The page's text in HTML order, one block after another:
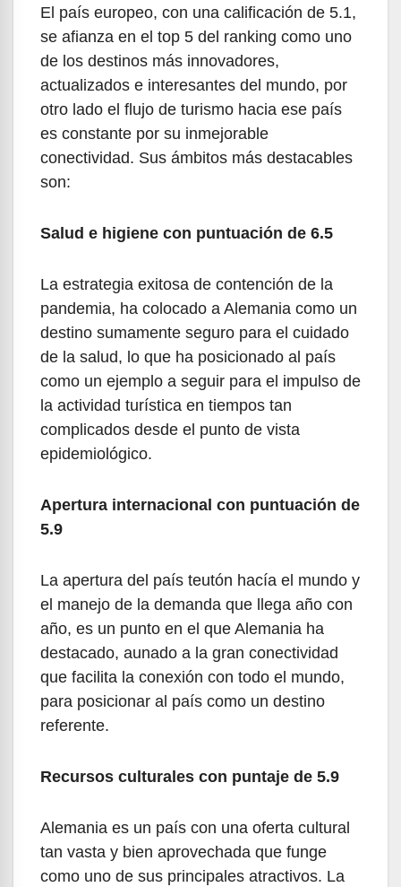
El país europeo, con una calificación de 5.1,
se afianza en el top 5 del ranking como uno
de los destinos más innovadores,
actualizados e interesantes del mundo, por
otro lado el flujo de turismo hacia ese país
es constante por su inmejorable
conectividad. Sus ámbitos más destacables
son:
Salud e higiene con puntuación de 6.5
La estrategia exitosa de contención de la
pandemia, ha colocado a Alemania como un
destino sumamente seguro para el cuidado
de la salud, lo que ha posicionado al país
como un ejemplo a seguir para el impulso de
la actividad turística en tiempos tan
complicados desde el punto de vista
epidemiológico.
Apertura internacional con puntuación de
5.9
La apertura del país teutón hacía el mundo y
el manejo de la demanda que llega año con
año, es un punto en el que Alemania ha
destacado, aunado a la gran conectividad
que facilita la conexión con todo el mundo,
para posicionar al país como un destino
referente.
Recursos culturales con puntaje de 5.9
Alemania es un país con una oferta cultural
tan vasta y bien aprovechada que funge
como uno de sus principales atractivos. La